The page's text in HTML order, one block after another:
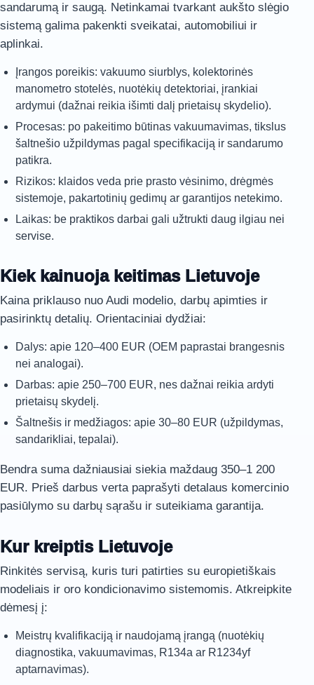
sandarumą ir saugą. Netinkamai tvarkant aukšto slėgio
sistemą galima pakenkti sveikatai, automobiliui ir
aplinkai.
Įrangos poreikis: vakuumo siurblys, kolektorinės
manometro stotelės, nuotėkių detektoriai, įrankiai
ardymui (dažnai reikia išimti dalį prietaisų skydelio).
Procesas: po pakeitimo būtinas vakuumavimas, tikslus
šaltnešio užpildymas pagal specifikaciją ir sandarumo
patikra.
Rizikos: klaidos veda prie prasto vėsinimo, drėgmės
sistemoje, pakartotinių gedimų ar garantijos netekimo.
Laikas: be praktikos darbai gali užtrukti daug ilgiau nei
servise.
Kiek kainuoja keitimas Lietuvoje
Kaina priklauso nuo Audi modelio, darbų apimties ir
pasirinktų detalių. Orientaciniai dydžiai:
Dalys: apie 120–400 EUR (OEM paprastai brangesnis
nei analogai).
Darbas: apie 250–700 EUR, nes dažnai reikia ardyti
prietaisų skydelį.
Šaltnešis ir medžiagos: apie 30–80 EUR (užpildymas,
sandarikliai, tepalai).
Bendra suma dažniausiai siekia maždaug 350–1 200
EUR. Prieš darbus verta paprašyti detalaus komercinio
pasiūlymo su darbų sąrašu ir suteikiama garantija.
Kur kreiptis Lietuvoje
Rinkitės servisą, kuris turi patirties su europietiškais
modeliais ir oro kondicionavimo sistemomis. Atkreipkite
dėmesį į:
Meistrų kvalifikaciją ir naudojamą įrangą (nuotėkių
diagnostika, vakuumavimas, R134a ar R1234yf
aptarnavimas).